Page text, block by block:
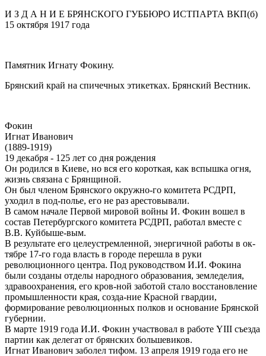
И З Д А Н И Е БРЯНСКОГО ГУББЮРО ИСТПАРТА ВКП(б)
15 октября 1917 года
Памятник Игнату Фокину.
Брянский край на спичечных этикетках. Брянский Вестник.
Фокин
Игнат Иванович
(1889-1919)
19 декабря - 125 лет со дня рождения
Он родился в Киеве, но вся его короткая, как вспышка огня,
жизнь связана с Брянщиной.
Он был членом Брянского окружно-го комитета РСДРП,
уходил в под-полье, его не раз арестовывали.
В самом начале Первой мировой войны И. Фокин вошел в
состав Петербургского комитета РСДРП, работал вместе с
В.В. Куйбыше-вым.
В результате его целеустремленной, энергичной работы в ок-
тябре 17-го года власть в городе перешла в руки
революционного центра. Под руководством И.И. Фокина
были созданы отделы народного образования, земледелия,
здравоохранения, его кров-ной заботой стало восстановление
промышленности края, созда-ние Красной гвардии,
формирование революционных полков и основание Брянской
губернии.
В марте 1919 года И.И. Фокин участвовал в работе YIII съезда
партии как делегат от брянских большевиков.
Игнат Иванович заболел тифом. 13 апреля 1919 года его не